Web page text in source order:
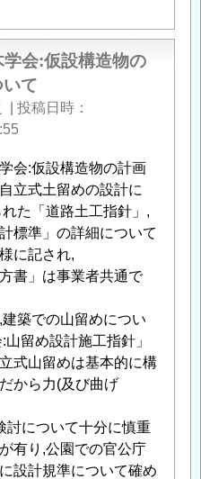
会:仮設構造物の
て
投稿日時
会:仮設構造物の計画
立式土留めの設計に
た「道路土工指針」,
標準」の詳細について
に記され,
書」は事業者共通で
築での山留めについ
留め設計施工指針」
式山留めは基本的に構
から力(及び曲げ
討について十分に慎重
有り,公園での官公庁
設計規準について確め